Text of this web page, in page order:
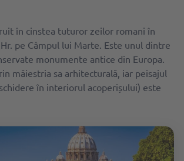
în cinstea tuturor zeilor romani în
pe Câmpul lui Marte. Este unul dintre
monumente antice din Europa.
măiestria sa arhitecturală, iar peisajul
în interiorul acoperișului) este